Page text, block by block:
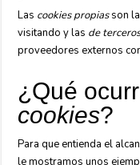
Las cookies propiasson
visitando y las de
proveedores externos
¿Qué
cookies?
Para que entienda el
le mostramos unos